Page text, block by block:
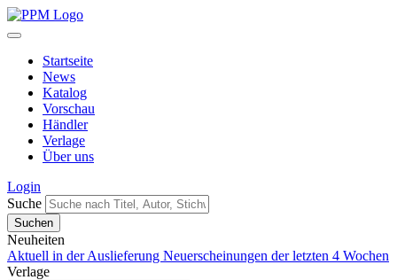
Startseite
News
Katalog
Vorschau
Händler
Verlage
Über uns
Login
Suche
Neuheiten
Aktuell in der Auslieferung Neuerscheinungen der letzten 4 Wochen
Verlage